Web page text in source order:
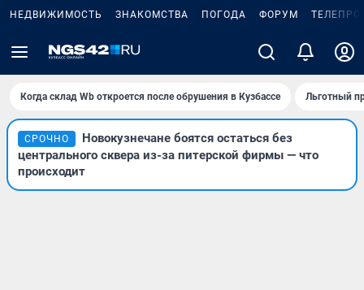
НЕДВИЖИМОСТЬ ЗНАКОМСТВА ПОГОДА ФОРУМ
Когда склад Wb откроется после обрушения в Кузбассе Льготный
СРОЧНО
Новокузнечане боятся остаться без
центрального сквера из-за питерской фирмы — что
происходит